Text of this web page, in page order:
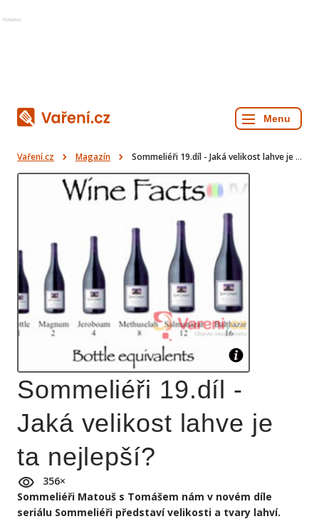
Reklama
Vaření.cz Magazín Sommeliéři 19.díl - Jaká velikost lahve je ta nejlepší?
Sommeliéři 19.díl -
Jaká velikost lahve je
ta nejlepší?
356×
Sommeliéři Matouš s Tomášem nám v novém díle
seriálu Sommeliéři představí velikosti a tvary lahví.